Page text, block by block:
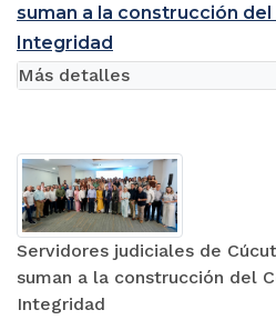
suman a la construcción
Integridad
Servidores judiciales de
suman a la construcción del
Integridad
Más detalles